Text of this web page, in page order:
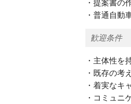
・提案書の
・普通自動
歓迎条件
・主体性を
・既存の考
・着実なキ
・コミュニ